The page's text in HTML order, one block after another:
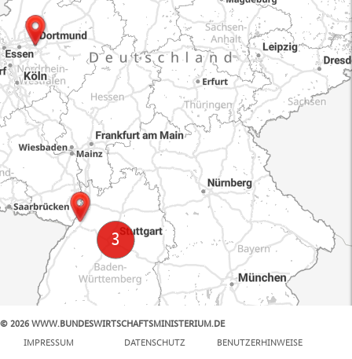
© 2026 WWW.BUNDESWIRTSCHAFTSMINISTERIUM.DE
IMPRESSUM
DATENSCHUTZ BENUTZERHINWEISE